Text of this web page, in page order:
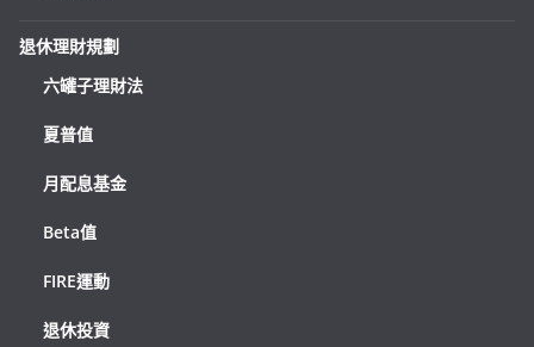
退休理財規劃
六罐子理財法
夏普值
月配息基金
Beta值
FIRE運動
退休投資